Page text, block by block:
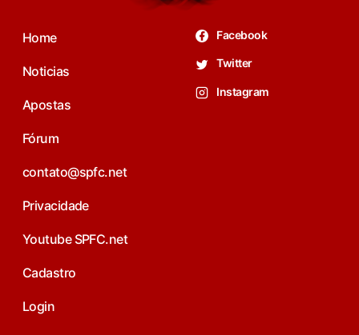
Home
Noticias
Apostas
Fórum
contato@spfc.net
Privacidade
Youtube SPFC.net
Cadastro
Login
Facebook
Twitter
Instagram